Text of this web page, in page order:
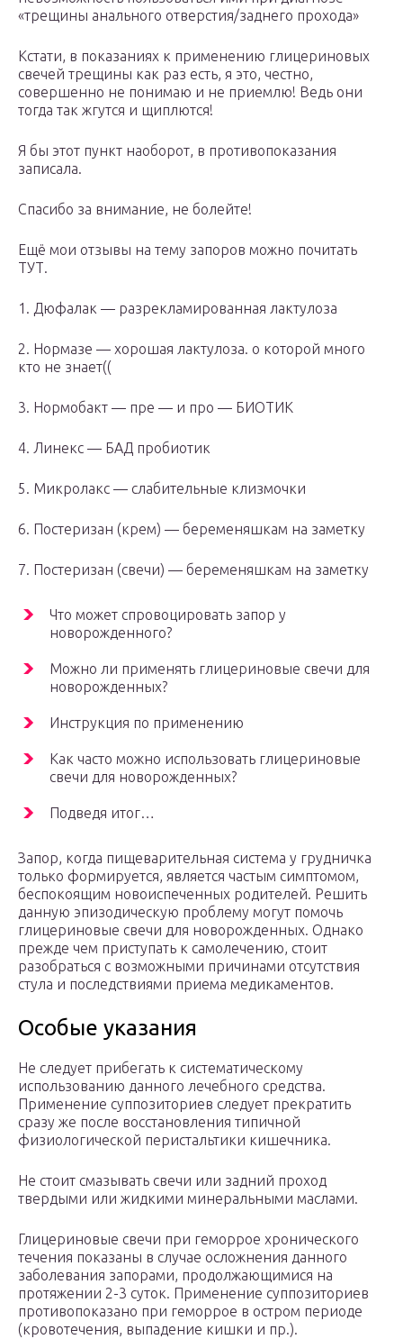
«трещины анального отверстия/заднего прохода»
Кстати, в показаниях к применению глицериновых
свечей трещины как раз есть, я это, честно,
совершенно не понимаю и не приемлю! Ведь они
тогда так жгутся и щиплются!
Я бы этот пункт наоборот, в противопоказания
записала.
Спасибо за внимание, не болейте!
Ещё мои отзывы на тему запоров можно почитать
ТУТ.
1. Дюфалак — разрекламированная лактулоза
2. Нормазе — хорошая лактулоза. о которой много
кто не знает((
3. Нормобакт — пре — и про — БИОТИК
4. Линекс — БАД пробиотик
5. Микролакс — слабительные клизмочки
6. Постеризан (крем) — беременяшкам на заметку
7. Постеризан (свечи) — беременяшкам на заметку
Что может спровоцировать запор у
новорожденного?
Можно ли применять глицериновые свечи для
новорожденных?
Инструкция по применению
Как часто можно использовать глицериновые
свечи для новорожденных?
Подведя итог…
Запор, когда пищеварительная система у грудничка
только формируется, является частым симптомом,
беспокоящим новоиспеченных родителей. Решить
данную эпизодическую проблему могут помочь
глицериновые свечи для новорожденных. Однако
прежде чем приступать к самолечению, стоит
разобраться с возможными причинами отсутствия
стула и последствиями приема медикаментов.
Особые указания
Не следует прибегать к систематическому
использованию данного лечебного средства.
Применение суппозиториев следует прекратить
сразу же после восстановления типичной
физиологической перистальтики кишечника.
Не стоит смазывать свечи или задний проход
твердыми или жидкими минеральными маслами.
Глицериновые свечи при геморрое хронического
течения показаны в случае осложнения данного
заболевания запорами, продолжающимися на
протяжении 2-3 суток. Применение суппозиториев
противопоказано при геморрое в остром периоде
(кровотечения, выпадение кишки и пр.).